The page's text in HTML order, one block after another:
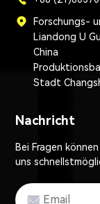
Forschungs-
Liandong U
China
Stadt
Nachricht
Bei Fragen
uns